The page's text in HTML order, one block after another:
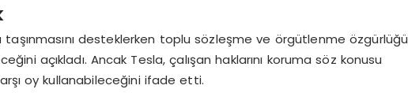
taşınmasını desteklerken toplu sözleşme ve örgütlenme özgürlüğü
açıkladı. Ancak Tesla, çalışan haklarını koruma söz konusu
oy kullanabileceğini ifade etti.